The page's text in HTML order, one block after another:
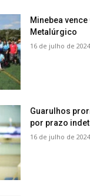
Minebea vence
Metalúrgico
16 de julho de 2024
Guarulhos
por prazo
16 de julho de 2024